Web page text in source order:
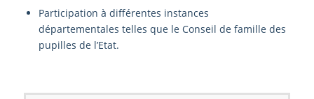
Participation à différentes instances
départementales telles que le Conseil de famille des
pupilles de l’Etat.